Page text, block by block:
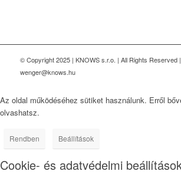
© Copyright 2025 | KNOWS s.r.o. | All Rights Reserved |
wenger@knows.hu
Az oldal működéséhez sütiket használunk. Erről
olvashatsz.
Rendben Beállítások
Cookie- és adatvédelmi